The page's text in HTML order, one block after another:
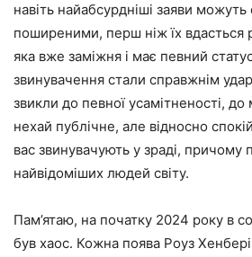
навіть найабсурдніші заяви
поширеними, перш ніж їх вдасться
яка вже заміжня і має певний статус
звинувачення стали справжнім
звикли до певної усамітненості,
нехай публічне, але відносно
вас звинувачують у зраді, причому
найвідоміших людей світу.
Пам’ятаю, на початку 2024 року в
був хаос. Кожна поява Роуз